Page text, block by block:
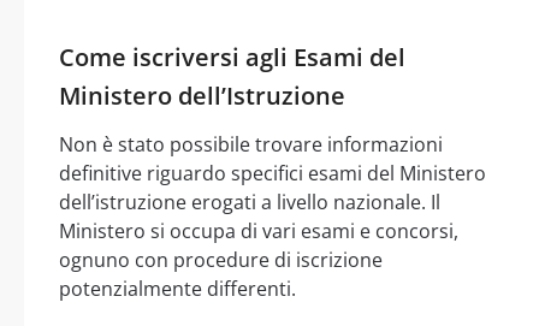
Come iscriversi agli Esami del
Ministero dell’Istruzione
Non è stato possibile trovare informazioni
definitive riguardo specifici esami del Ministero
dell’istruzione erogati a livello nazionale. Il
Ministero si occupa di vari esami e concorsi,
ognuno con procedure di iscrizione
potenzialmente differenti.